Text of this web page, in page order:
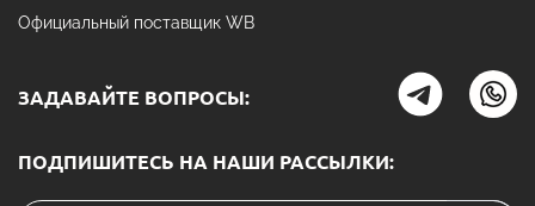
Официальный поставщик WB
ЗАДАВАЙТЕ ВОПРОСЫ:
ПОДПИШИТЕСЬ НА НАШИ РАССЫЛКИ: